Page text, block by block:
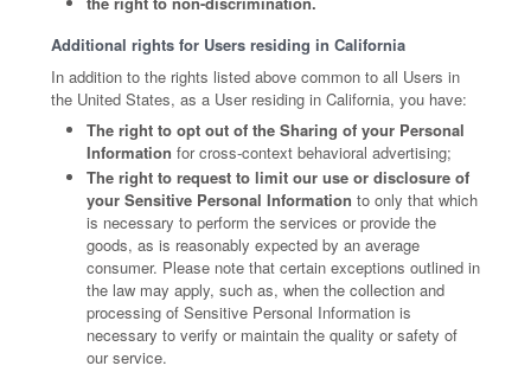
Additional rights for Users residing in California
In addition to the rights listed above common to all Users in
the United States, as a User residing in California, you have:
The right to opt out of the Sharing of your Personal
Information for cross-context behavioral advertising;
The right to request to limit our use or disclosure of
your Sensitive Personal Information to only that which
is necessary to perform the services or provide the
goods, as is reasonably expected by an average
consumer. Please note that certain exceptions outlined in
the law may apply, such as, when the collection and
processing of Sensitive Personal Information is
necessary to verify or maintain the quality or safety of
our service.